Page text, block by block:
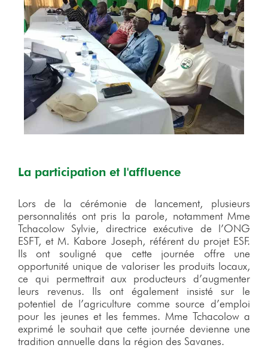
La participation et l'affluence
Lors de la cérémonie de lancement, plusieurs
personnalités ont pris la parole, notamment Mme
Tchacolow Sylvie, directrice exécutive de l’ONG
ESFT, et M. Kabore Joseph, référent du projet ESF.
Ils ont souligné que cette journée offre une
opportunité unique de valoriser les produits locaux,
ce qui permettrait aux producteurs d’augmenter
leurs revenus. Ils ont également insisté sur le
potentiel de l’agriculture comme source d’emploi
pour les jeunes et les femmes. Mme Tchacolow a
exprimé le souhait que cette journée devienne une
tradition annuelle dans la région des Savanes.